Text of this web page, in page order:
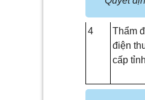
4
Thẩm
điện
cấp tỉnh